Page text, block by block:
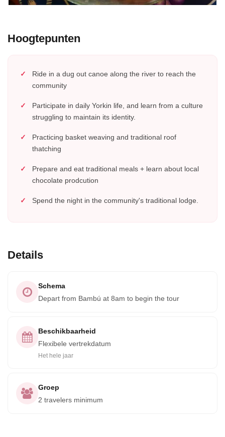
Hoogtepunten
Ride in a dug out canoe along the river to reach the
community
Participate in daily Yorkin life, and learn from a culture
struggling to maintain its identity.
Practicing basket weaving and traditional roof
thatching
Prepare and eat traditional meals + learn about local
chocolate prodcution
Spend the night in the community's traditional lodge.
Details
Schema
Depart from Bambú at 8am to begin the tour
Beschikbaarheid
Flexibele vertrekdatum
Het hele jaar
Groep
2 travelers minimum